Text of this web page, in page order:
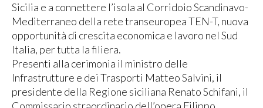
Sicilia e a connettere l’isola al Corridoio Scandinavo-
Mediterraneo della rete transeuropea TEN-T, nuova
opportunità di crescita economica e lavoro nel Sud
Italia, per tutta la filiera.
Presenti alla cerimonia il ministro delle
Infrastrutture e dei Trasporti Matteo Salvini, il
presidente della Regione siciliana Renato Schifani, il